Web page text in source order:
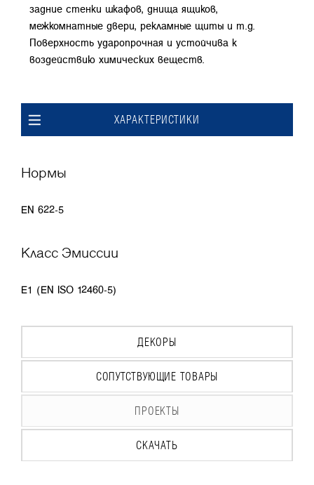
задние стенки шкафов, днища ящиков,
межкомнатные двери, рекламные щиты и т.д.
Поверхность ударопрочная и устойчива к
воздействию химических веществ.
ХАРАКТЕРИСТИКИ
Нормы
EN 622-5
Класс Эмиссии
E1 (EN ISO 12460-5)
ДЕКОРЫ
СОПУТСТВУЮЩИЕ ТОВАРЫ
ПРОЕКТЫ
СКАЧАТЬ